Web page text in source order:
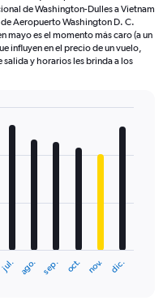
de Washington-Dulles a Vietnam
Aeropuerto Washington D. C.
mayo es el momento más caro (a un
influyen en el precio de un vuelo,
y horarios les brinda a los
jul. ago. sep. oct. nov. dic.